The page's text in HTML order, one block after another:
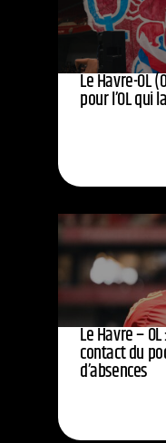
Le Havre-OL
pour l’OL qui
Le Havre –
contact du
d’absences